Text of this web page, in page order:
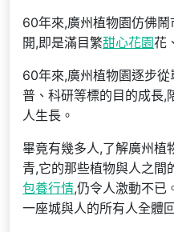
60年來,廣州植物園仿佛
開,即是滿目繁甜心花園花
60年來,廣州植物園逐步
普、科研等標的目的成長,
人生長。
畢竟有幾多人,了解廣州植
青,它的那些植物與人之間
包養行情,仍令人激動不已
一座城與人的所有人全體